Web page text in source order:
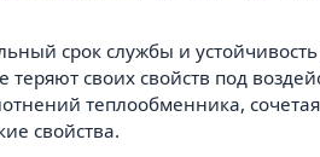
срок службы и
своих свойств под
теплообменника,
свойства.